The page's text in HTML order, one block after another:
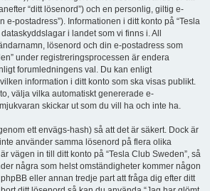
“ditt lösenord”) och en personlig, giltig e-
e-postadress”). Informationen i ditt konto på “Tesla
i landet som vi finns i. All
lösenord och din e-postadress som
under registreringsprocessen är endera
forumledningens val. Du kan enligt
information i ditt konto som ska visas publikt.
välja vilka automatiskt genererade e-
skickar ut som du vill ha och inte ha.
ett envägs-hash) så att det är säkert. Dock är
använder samma lösenord på flera olika
vägen in till ditt konto på “Tesla Club Sweden”, så
några som helst omständigheter kommer någon
eller annan tredje part att fråga dig efter ditt